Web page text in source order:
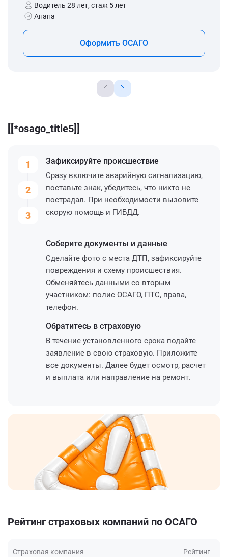
Водитель 28 лет, стаж 5 лет
Анапа
Оформить ОСАГО
[[*osago_title5]]
1
2
3
Зафиксируйте происшествие
Сразу включите аварийную сигнализацию,
поставьте знак, убедитесь, что никто не
пострадал. При необходимости вызовите
скорую помощь и ГИБДД.
Соберите документы и данные
Сделайте фото с места ДТП, зафиксируйте
повреждения и схему происшествия.
Обменяйтесь данными со вторым
участником: полис ОСАГО, ПТС, права,
телефон.
Обратитесь в страховую
В течение установленного срока подайте
заявление в свою страховую. Приложите
все документы. Далее будет осмотр, расчет
и выплата или направление на ремонт.
Рейтинг страховых компаний по ОСАГО
Страховая компания Рейтинг